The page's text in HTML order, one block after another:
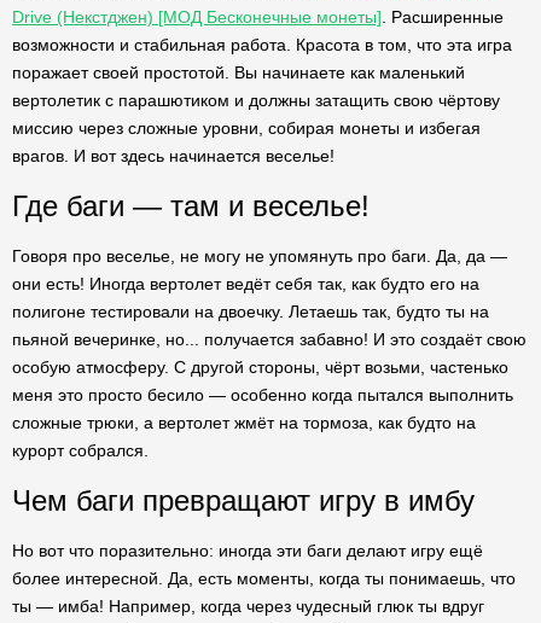
Drive (Некстджен) [МОД Бесконечные монеты] . Расширенные
возможности и стабильная работа. Красота в том, что эта игра
поражает своей простотой. Вы начинаете как маленький
вертолетик с парашютиком и должны затащить свою чёртову
миссию через сложные уровни, собирая монеты и избегая
врагов. И вот здесь начинается веселье!
Где баги — там и веселье!
Говоря про веселье, не могу не упомянуть про баги. Да, да —
они есть! Иногда вертолет ведёт себя так, как будто его на
полигоне тестировали на двоечку. Летаешь так, будто ты на
пьяной вечеринке, но... получается забавно! И это создаёт свою
особую атмосферу. С другой стороны, чёрт возьми, частенько
меня это просто бесило — особенно когда пытался выполнить
сложные трюки, а вертолет жмёт на тормоза, как будто на
курорт собрался.
Чем баги превращают игру в имбу
Но вот что поразительно: иногда эти баги делают игру ещё
более интересной. Да, есть моменты, когда ты понимаешь, что
ты — имба! Например, когда через чудесный глюк ты вдруг